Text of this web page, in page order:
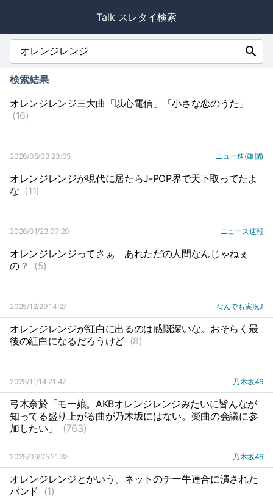
Talk スレタイ検索
search
検索結果
オレンジレンジ三大曲「以心電信」「小さな恋のうた」
(16)
2026/05/03 23:05 ニュー速(嫌儲)
オレンジレンジが現代に居たらJ-POP界で天下取ってたよ
な (11)
2026/01/23 07:20 ニュース速報
オレンジレンジってさぁ
あれただの人間なんじゃねぇ
の？
(5)
2025/12/29 14:27 なんでも実況J
オレンジレンジが紅白に出るのは感慨深いな。おそらく最
後の紅白になるだろうけど (8)
2025/11/14 21:47 乃木坂46
弓木奈於「モー娘。AKBオレンジレンジみたいに皆んなが
知ってる盛り上がる曲が乃木坂にはない。楽曲の会議に参
加したい」
(763)
2025/09/05 21:35 乃木坂46
オレンジレンジとかいう、ネットのチー牛連合に潰された
バンド (1)